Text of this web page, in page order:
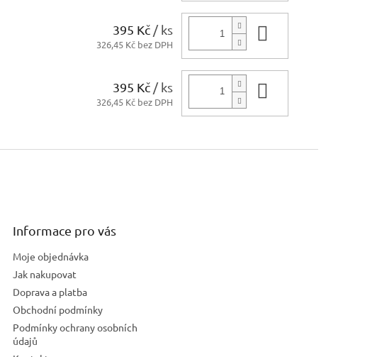
395 Kč / ks
326,45 Kč bez DPH
395 Kč / ks
326,45 Kč bez DPH
Informace pro vás
Moje objednávka
Jak nakupovat
Doprava a platba
Obchodní podmínky
Podmínky ochrany osobních
údajů